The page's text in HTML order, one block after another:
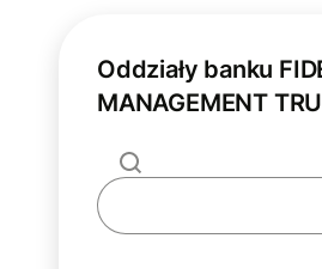
Oddziały banku
MANAGEMENT